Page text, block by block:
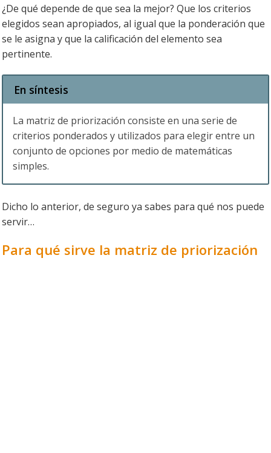
¿De qué depende de que sea la mejor? Que los criterios
elegidos sean apropiados, al igual que la ponderación que
se le asigna y que la calificación del elemento sea
pertinente.
En síntesis
La matriz de priorización consiste en una serie de
criterios ponderados y utilizados para elegir entre un
conjunto de opciones por medio de matemáticas
simples.
Dicho lo anterior, de seguro ya sabes para qué nos puede
servir…
Para qué sirve la matriz de priorización